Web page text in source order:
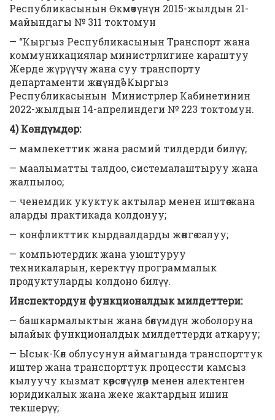
Республикасынын Өкмөтүнүн 2015-жылдын 21-
майындагы № 311 токтомун
— “Кыргыз Республикасынын Транспорт жана
коммуникациялар министрлигине караштуу
Жерде жүрүүчү жана суу транспорту
департаменти жөнүндө” Кыргыз
Республикасынын Министрлер Кабинетинин
2022-жылдын 14-апрелиндеги № 223 токтомун.
4) Көндүмдөр:
— мамлекеттик жана расмий тилдерди билүү;
— маалыматты талдоо, системалаштыруу жана
жалпылоо;
— ченемдик укуктук актылар менен иштөө жана
аларды практикада колдонуу;
— конфликттик кырдаалдарды жөнгө салуу;
— компьютердик жана уюштуруу
техникаларын, керектүү программалык
продуктуларды колдоно билүү.
Инспектордун функционалдык милдеттери:
— башкармалыктын жана бөлүмдүн жоболоруна
ылайык функционалдык милдеттерди аткаруу;
— Ысык-Көл облусунун аймагында транспорттук
иштер жана транспорттук процессти камсыз
кылуучу кызмат көрсөтүүлөр менен алектенген
юридикалык жана жеке жактардын ишин
текшерүү;